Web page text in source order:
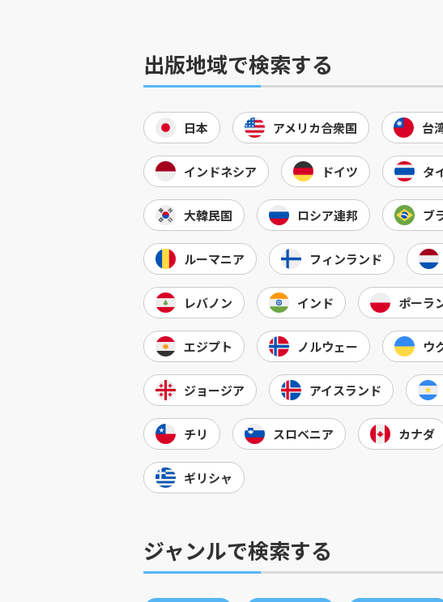
出版地域で検索する
日本 アメリカ合衆国 台
インドネシア ドイツ タ
大韓民国 ロシア連邦 ブ
ルーマニア フィンランド
レバノン インド ポーラ
エジプト ノルウェー ウ
ジョージア アイスランド
チリ スロベニア カナダ
ギリシャ
ジャンルで検索する